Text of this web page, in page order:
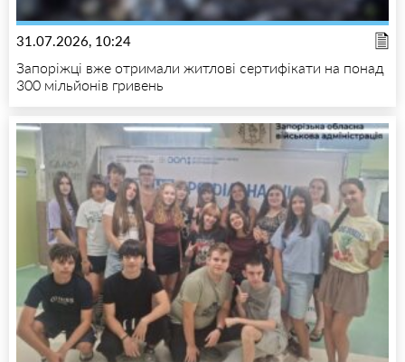
31.07.2026, 10:24
Запоріжці вже отримали житлові сертифікати на понад
300 мільйонів гривень